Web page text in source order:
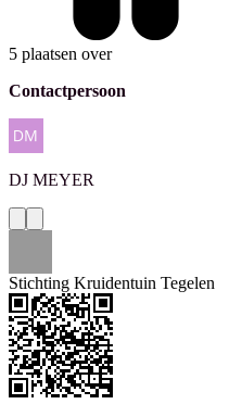
5 plaatsen over
Contactpersoon
DJ MEYER
Stichting Kruidentuin Tegelen